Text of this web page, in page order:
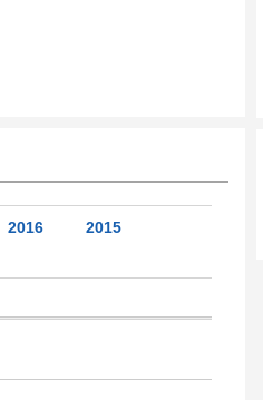
2016
2015